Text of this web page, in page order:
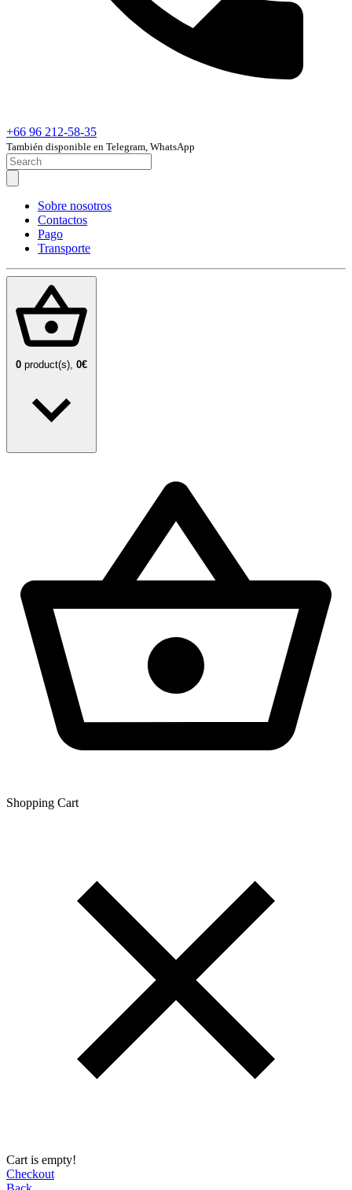
+66 96 212-58-35
También disponible en Telegram, WhatsApp
Sobre nosotros
Contactos
Pago
Transporte
0 product(s), 0€
Shopping Сart
Cart is empty!
Checkout